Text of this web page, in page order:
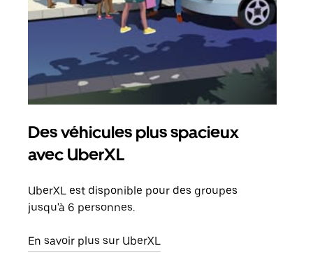
Des véhicules plus spacieux
avec UberXL
UberXL est disponible pour des groupes
jusqu'à 6 personnes.
En savoir plus sur UberXL